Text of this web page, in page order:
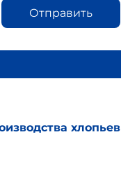
Отправить
хлопьев